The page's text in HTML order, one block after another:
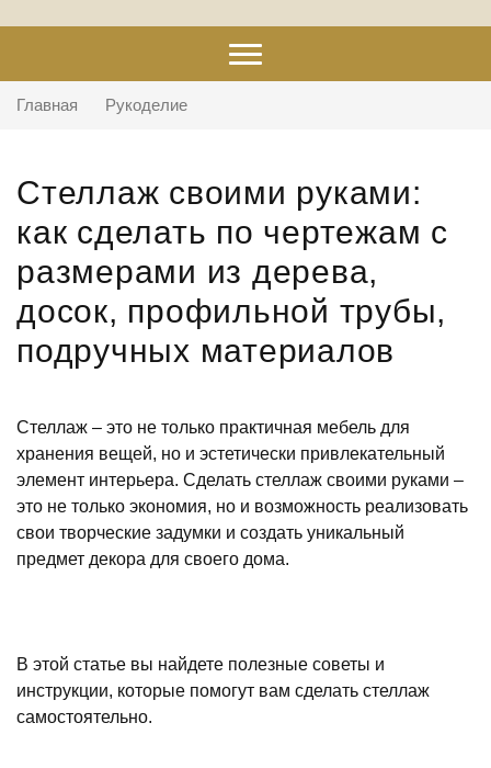
Главная Рукоделие
Стеллаж своими руками:
как сделать по чертежам с
размерами из дерева,
досок, профильной трубы,
подручных материалов
Стеллаж – это не только практичная мебель для
хранения вещей, но и эстетически привлекательный
элемент интерьера. Сделать стеллаж своими руками –
это не только экономия, но и возможность реализовать
свои творческие задумки и создать уникальный
предмет декора для своего дома.
В этой статье вы найдете полезные советы и
инструкции, которые помогут вам сделать стеллаж
самостоятельно.